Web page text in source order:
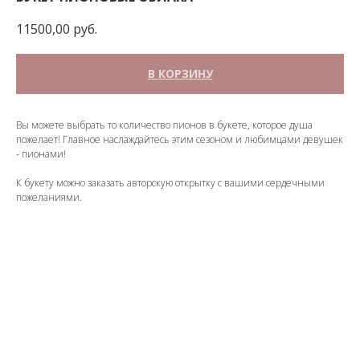
11500,00 руб.
В КОРЗИНУ
Вы можете выбрать то количество пионов в букете, которое душа
пожелает! Главное наслаждайтесь этим сезоном и любимцами девушек
- пионами!
К букету можно заказать авторскую открытку с вашими сердечными
пожеланиями.